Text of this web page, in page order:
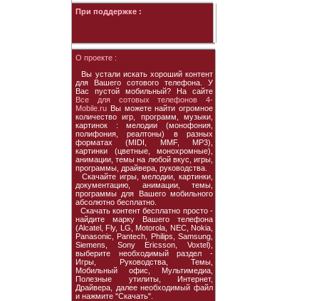
При поддержке :
О проекте :
Вы устали искать хороший контент
для Вашего сотового телефона. У
Вас пустой мобильный? На сайте
Все для сотовых телефонов 4-
Mobile.ru Вы можете найти огромное
количество игр, программ, музыки,
картинок : мелодии (монофония,
полифония, реалтоны) в разных
форматах (MIDI, MMF, MP3),
картинки (цветные, монохромные),
анимации, темы на любой вкус, игры,
программы, драйвера, руководства.
Скачайте игры, мелодии, картинки,
документацию, анимации, темы,
программы для Вашего мобильного
абсолютно бесплатно.
Скачать контент бесплатно просто -
найдите марку Вашего телефона
(Alcatel, Fly, LG, Motorola, NEC, Nokia,
Panasonic, Pantech, Philips, Samsung,
Siemens, Sony Ericsson, Voxtel),
выберите необходимый раздел -
Игры, Руководства, Темы,
Мобильный офис, Мультимедиа,
Полезные утилиты, Интернет,
Драйвера, далее необходимый файл
и нажмите "Скачать".